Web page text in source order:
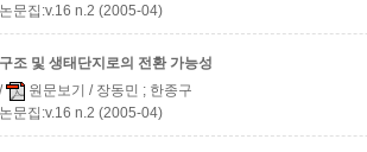
문집:v.16 n.2 (2005-04)
조 및 생태단지로의 전환 가능성
/ 원문보기 / 장동민 ; 한종구
문집:v.16 n.2 (2005-04)